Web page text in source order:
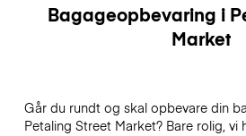
Bagageopbevaring i
Market
Går du rundt og skal opbevare din
Petaling Street Market? Bare rolig,